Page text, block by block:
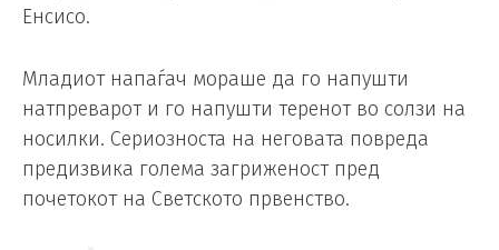
Енсисо.
Младиот напаѓач мораше да го напушти
натпреварот и го напушти теренот во солзи на
носилки. Сериозноста на неговата повреда
предизвика голема загриженост пред
почетокот на Светското првенство.